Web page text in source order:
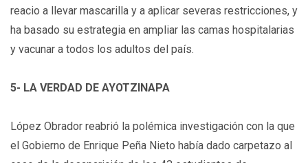
reacio a llevar mascarilla y a aplicar severas restricciones, y
ha basado su estrategia en ampliar las camas hospitalarias
y vacunar a todos los adultos del país.
5- LA VERDAD DE AYOTZINAPA
López Obrador reabrió la polémica investigación con la que
el Gobierno de Enrique Peña Nieto había dado carpetazo al